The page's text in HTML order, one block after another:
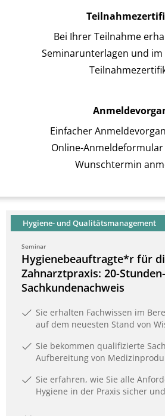
Bei Ihrer Teilnahme
Seminarunterlagen und im
Einfacher
Online-
Wunschtermin
Hygiene- und Qualitätsmanagement
Seminar
Hygienebeauftragte*r für
Zahnarztpraxis: 20-
Sachkundenachweis
Sie erhalten Fachwissen im
auf dem neuesten Stand von
Sie bekommen qualifizierte
Aufbereitung von
Sie erfahren, wie Sie alle
Hygiene in der Praxis sicher